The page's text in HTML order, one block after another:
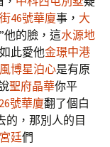
46號華廈事， 大
他的臉，這水源地
此愛他金璟中港
博星泊心是有原
聖府晶華你平
號華廈翻了個白
的，那別人的目
廷們